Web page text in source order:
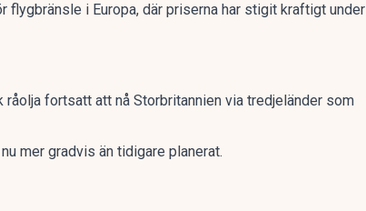
i Europa, där priserna har stigit kraftigt under
fortsatt att nå Storbritannien via tredjeländer som
mer gradvis än tidigare planerat.